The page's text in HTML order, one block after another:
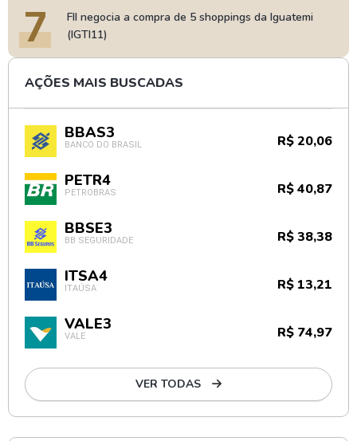
7
FII negocia a compra de 5 shoppings da Iguatemi
(IGTI11)
AÇÕES MAIS BUSCADAS
BBAS3
BANCO DO BRASIL R$ 20,06
PETR4
PETROBRAS R$ 40,87
BBSE3
BB SEGURIDADE R$ 38,38
ITSA4
ITAÚSA R$ 13,21
VALE3
VALE R$ 74,97
VER TODAS